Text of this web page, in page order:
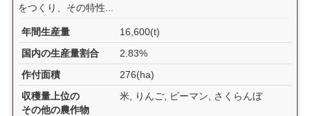
をつくり、その特性...
年間生産量
16,600(t)
国内の生産量割合
2.83%
作付面積
276(ha)
収穫量上位の
その他の農作物
米, りんご, ピーマン, さくらんぼ